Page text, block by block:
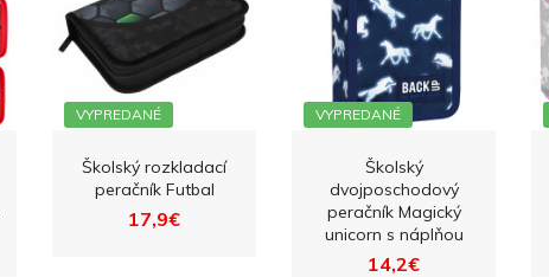
VYPREDANÉ
Školský rozkladací
peračník Futbal
17,9€
VYPREDANÉ
Školský
dvojposchodový
peračník Magický
unicorn s náplňou
14,2€